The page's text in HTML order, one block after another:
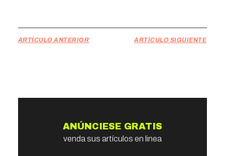
ARTÍCULO ANTERIOR ARTÍCULO SIGUIENTE
ANÚNCIESE GRATIS
venda sus artículos en linea